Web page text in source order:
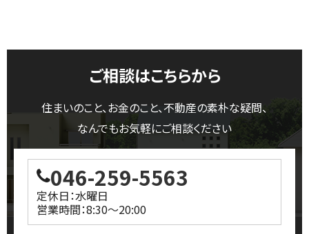
ご相談はこちらから
住まいのこと、お金のこと、不動産の素朴な疑問、
なんでもお気軽にご相談ください
046-259-5563
定休日：水曜日
営業時間：8:30～20:00